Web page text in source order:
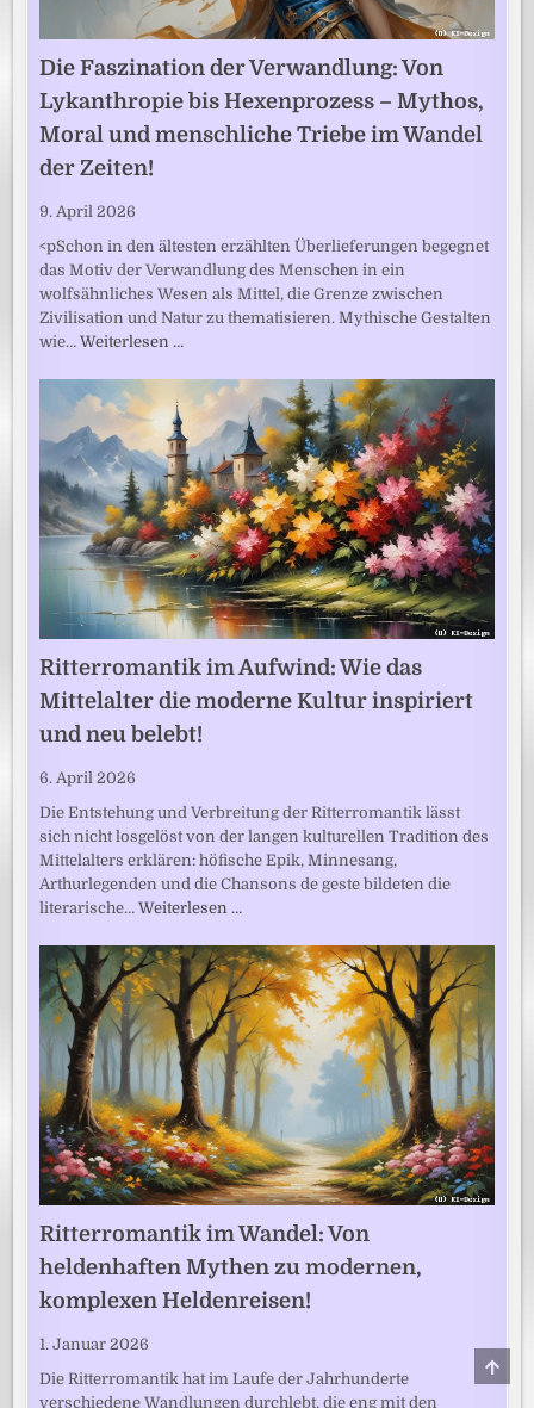
Die Faszination der Verwandlung: Von
Lykanthropie bis Hexenprozess – Mythos,
Moral und menschliche Triebe im Wandel
der Zeiten!
9. April 2026
<pSchon in den ältesten erzählten Überlieferungen begegnet
das Motiv der Verwandlung des Menschen in ein
wolfsähnliches Wesen als Mittel, die Grenze zwischen
Zivilisation und Natur zu thematisieren. Mythische Gestalten
wie…Weiterlesen …
Ritterromantik im Aufwind: Wie das
Mittelalter die moderne Kultur inspiriert
und neu belebt!
6. April 2026
Die Entstehung und Verbreitung der Ritterromantik lässt
sich nicht losgelöst von der langen kulturellen Tradition des
Mittelalters erklären: höfische Epik, Minnesang,
Arthurlegenden und die Chansons de geste bildeten die
literarische…Weiterlesen …
Ritterromantik im Wandel: Von
heldenhaften Mythen zu modernen,
komplexen Heldenreisen!
1. Januar 2026
Die Ritterromantik hat im Laufe der Jahrhunderte
verschiedene Wandlungen durchlebt, die eng mit den
TO